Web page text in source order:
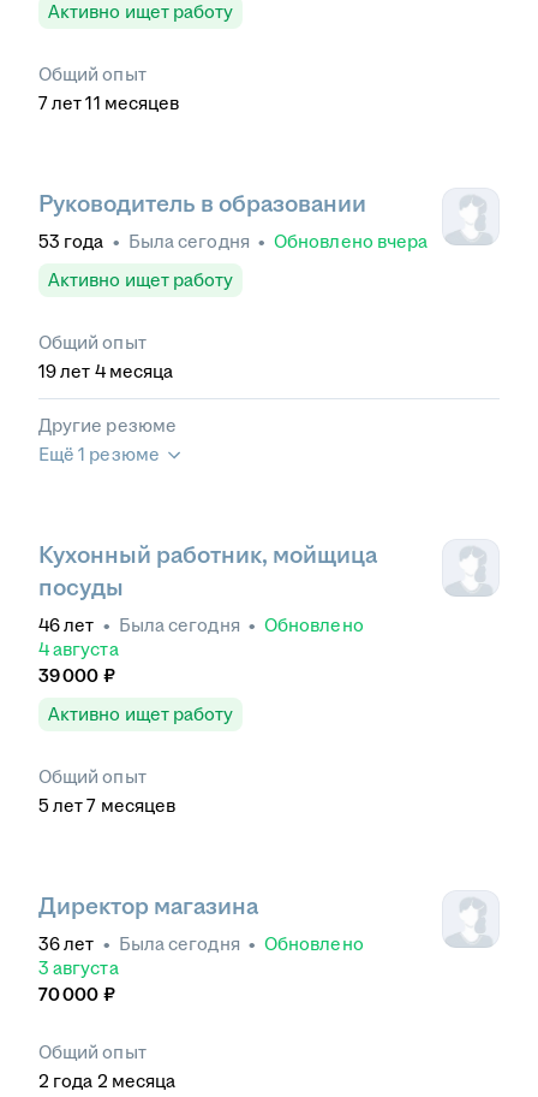
Активно ищет работу
Общий опыт
7лет 11 месяцев
Руководитель в образовании
53 года • Быласегодня • Обновлено вчера
Активно ищет работу
Общий опыт
19лет 4 месяца
Другие резюме
Ещё 1 резюме
Кухонный работник, мойщица
посуды
46лет • Быласегодня • Обновлено
4 августа
39 000 ₽
Активно ищет работу
Общий опыт
5 лет 7 месяцев
Директор магазина
36лет • Быласегодня • Обновлено
3 августа
70 000 ₽
Общий опыт
2 года 2 месяца